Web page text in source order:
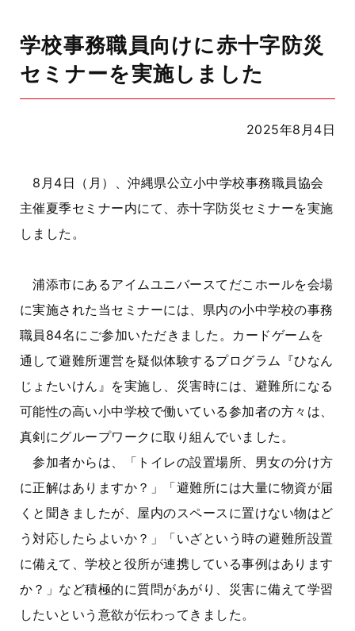
学校事務職員向けに赤十字防災
セミナーを実施しました
2025年8月4日
8月4日（月）、沖縄県公立小中学校事務職員協会
主催夏季セミナー内にて、赤十字防災セミナーを実施
しました。
浦添市にあるアイムユニバースてだこホールを会場
に実施された当セミナーには、県内の小中学校の事務
職員84名にご参加いただきました。カードゲームを
通して避難所運営を疑似体験するプログラム『ひなん
じょたいけん』を実施し、災害時には、避難所になる
可能性の高い小中学校で働いている参加者の方々は、
真剣にグループワークに取り組んでいました。
参加者からは、「トイレの設置場所、男女の分け方
に正解はありますか？」「避難所には大量に物資が届
くと聞きましたが、屋内のスペースに置けない物はど
う対応したらよいか？」「いざという時の避難所設置
に備えて、学校と役所が連携している事例はあります
か？」など積極的に質問があがり、災害に備えて学習
したいという意欲が伝わってきました。